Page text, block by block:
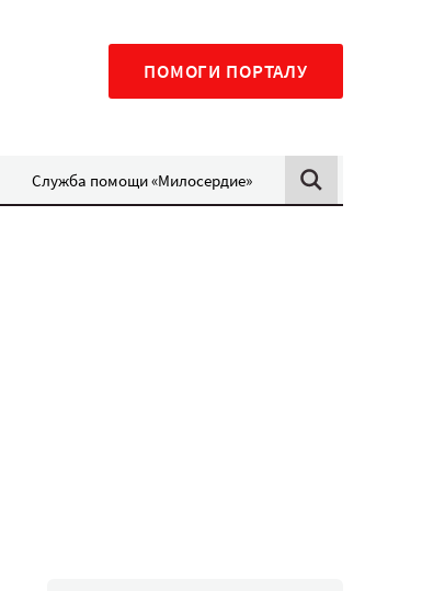
ПОМОГИ ПОРТАЛУ
Служба помощи «Милосердие»